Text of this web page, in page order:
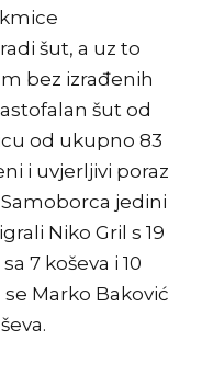
šut, a uz to
bez izrađenih
šut od
od ukupno 83
i uvjerljivi poraz
jedini
Niko Gril s 19
7 koševa i 10
Marko Baković